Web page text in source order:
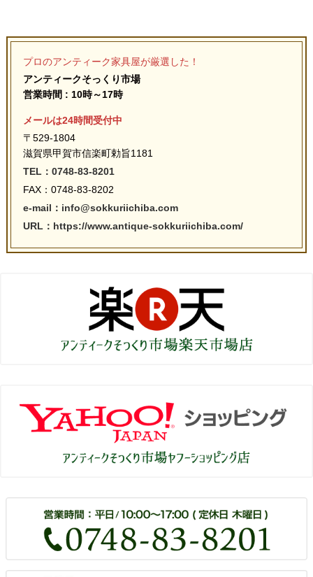
プロのアンティーク家具屋が厳選した！
アンティークそっくり市場
営業時間 : 10時～17時
メールは24時間受付中
〒529-1804
滋賀県甲賀市信楽町勅旨1181
TEL：0748-83-8201
FAX：0748-83-8202
e-mail：info@sokkuriichiba.com
URL：https://www.antique-sokkuriichiba.com/